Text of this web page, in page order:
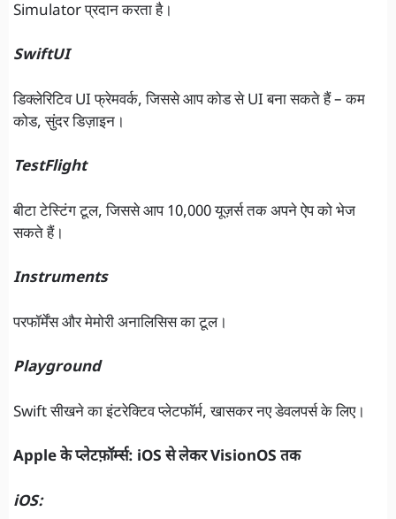
Simulator प्रदान करता है।
SwiftUI
डिक्लेरिटिव UI फ्रेमवर्क, जिससे आप कोड से UI बना सकते हैं – कम
कोड, सुंदर डिज़ाइन।
TestFlight
बीटा टेस्टिंग टूल, जिससे आप 10,000 यूज़र्स तक अपने ऐप को भेज
सकते हैं।
Instruments
परफॉर्मेंस और मेमोरी अनालिसिस का टूल।
Playground
Swift सीखने का इंटरेक्टिव प्लेटफॉर्म, खासकर नए डेवलपर्स के लिए।
Apple के प्लेटफ़ॉर्म्स: iOS से लेकर VisionOS तक
iOS: